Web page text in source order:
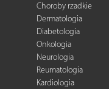
Choroby rzadkie
Dermatologia
Diabetologia
Onkologia
Neurologia
Reumatologia
Kardiologia